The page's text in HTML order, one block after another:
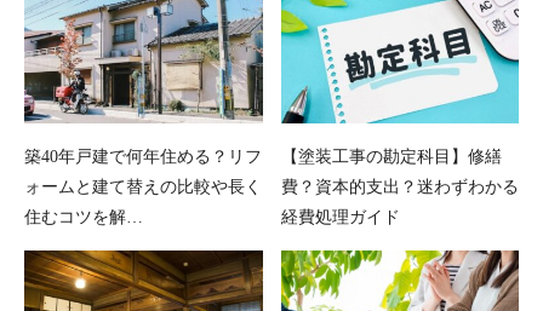
築40年戸建で何年住める？リフ
ォームと建て替えの比較や長く
住むコツを解…
【塗装工事の勘定科目】修繕
費？資本的支出？迷わずわかる
経費処理ガイド